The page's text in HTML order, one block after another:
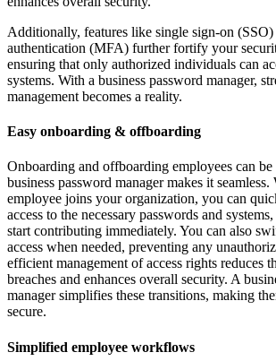
Additionally, features like single sign-on
authentication (MFA) further fortify your
ensuring that only authorized individuals can
systems. With a business password manager,
management becomes a reality.
Easy onboarding & offboarding
Onboarding and offboarding employees can
business password manager makes it
employee joins your organization, you can
access to the necessary passwords and
start contributing immediately. You can also
access when needed, preventing any
efficient management of access rights reduces
breaches and enhances overall security. A
manager simplifies these transitions, making
secure.
Simplified employee workflows